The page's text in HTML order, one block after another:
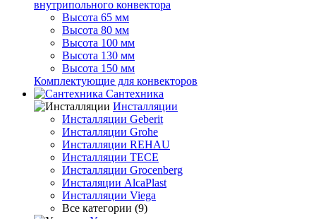
внутрипольного конвектора
Высота 65 мм
Высота 80 мм
Высота 100 мм
Высота 130 мм
Высота 150 мм
Комплектующие для конвекторов
Сантехника
Инсталляции
Инсталляции Geberit
Инсталляции Grohe
Инсталляции REHAU
Инсталляции TECE
Инсталляции Grocenberg
Инсталяции AlcaPlast
Инсталляции Viega
Все категории (9)